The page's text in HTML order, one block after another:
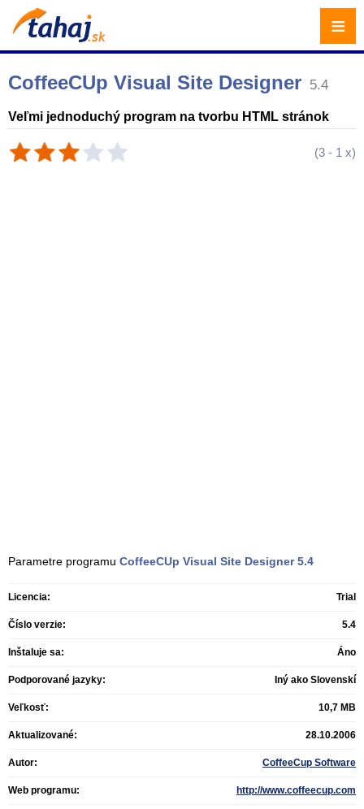
CoffeeCUp Visual Site Designer 5.4
Veľmi jednoduchý program na tvorbu HTML stránok
(3 - 1 x)
Parametre programu CoffeeCUp Visual Site Designer 5.4
Licencia: Trial
Číslo verzie: 5.4
Inštaluje sa: Áno
Podporované jazyky: Iný ako Slovenskí
Veľkosť: 10,7 MB
Aktualizované: 28.10.2006
Autor: CoffeeCup Software
Web programu: http://www.coffeecup.com
≡